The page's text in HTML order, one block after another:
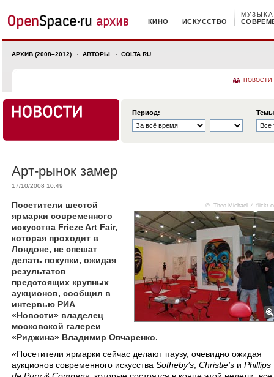
КИНО ИСКУССТВО
МУЗЫКА
АРХИВ (2008–2012) АВТОРЫ COLTA.RU
НОВОСТИ
Период:
Арт-рынок замер
17/10/2008 10:49
© Theo Michael ⁄
Посетители шестой
ярмарки современного
искусства Frieze Art Fair,
которая проходит в
Лондоне, не спешат
делать покупки, ожидая
результатов
предстоящих крупных
аукционов, сообщил в
интервью РИА
«Новости» владелец
московской галереи
«Риджина» Владимир Овчаренко.
«Посетители ярмарки сейчас делают паузу, очевидно ожидая
аукционов современного искусства Sotheby’s Christie’s и Phillips